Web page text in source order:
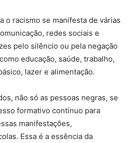
o racismo se manifesta de várias
redes sociais e
pelo silêncio ou pela negação
educação, saúde, trabalho,
lazer e alimentação.
não só as pessoas negras, se
formativo contínuo para
manifestações,
Essa é a essência da